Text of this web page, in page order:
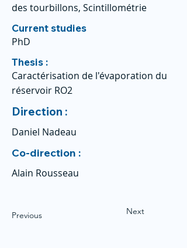
des tourbillons, Scintillométrie
Current studies
PhD
Thesis :
Caractérisation de l'évaporation du
réservoir RO2
Direction :
Daniel Nadeau
Co-direction :
Alain Rousseau
Previous Next